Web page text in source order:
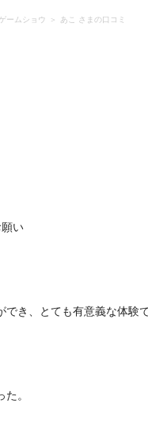
ームショウ あこ さまの口コミ
い
き、とても有意義な体験
。